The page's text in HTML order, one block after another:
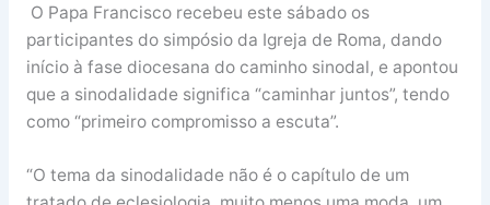
O Papa Francisco recebeu este sábado os
participantes do simpósio da Igreja de Roma, dando
início à fase diocesana do caminho sinodal, e apontou
que a sinodalidade significa “caminhar juntos”, tendo
como “primeiro compromisso a escuta”.
“O tema da sinodalidade não é o capítulo de um